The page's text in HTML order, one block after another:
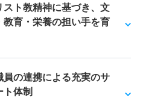
スト教精神に基づき、文
教育・栄養の担い手を育
員の連携による充実のサ
ト体制